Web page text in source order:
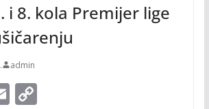
i 8. kola Premijer lige
admin
E C